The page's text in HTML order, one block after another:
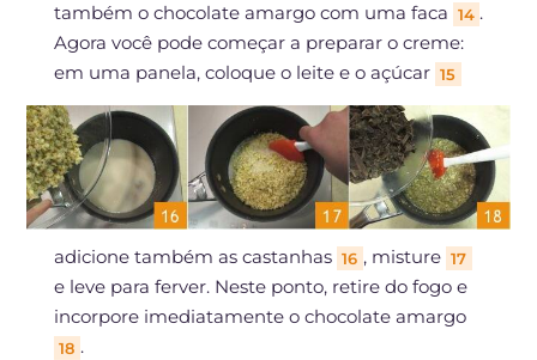
também o chocolate amargo com uma faca 14 .
Agora você pode começar a preparar o creme:
em uma panela, coloque o leite e o açúcar 15
adicione também as castanhas 16 , misture 17
e leve para ferver. Neste ponto, retire do fogo e
incorpore imediatamente o chocolate amargo
18 .